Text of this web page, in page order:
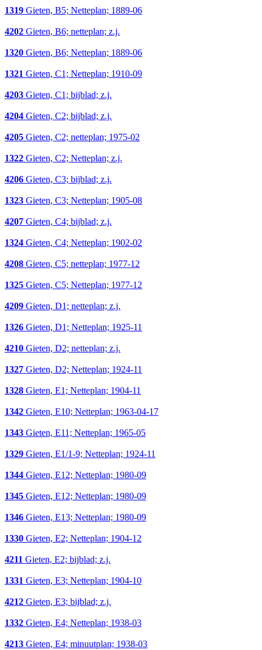
1319 Gieten, B5; Netteplan; 1889-06
4202 Gieten, B6; netteplan; z.j.
1320 Gieten, B6; Netteplan; 1889-06
1321 Gieten, C1; Netteplan; 1910-09
4203 Gieten, C1; bijblad; z.j.
4204 Gieten, C2; bijblad; z.j.
4205 Gieten, C2; netteplan; 1975-02
1322 Gieten, C2; Netteplan; z.j.
4206 Gieten, C3; bijblad; z.j.
1323 Gieten, C3; Netteplan; 1905-08
4207 Gieten, C4; bijblad; z.j.
1324 Gieten, C4; Netteplan; 1902-02
4208 Gieten, C5; netteplan; 1977-12
1325 Gieten, C5; Netteplan; 1977-12
4209 Gieten, D1; netteplan; z.j.
1326 Gieten, D1; Netteplan; 1925-11
4210 Gieten, D2; netteplan; z.j.
1327 Gieten, D2; Netteplan; 1924-11
1328 Gieten, E1; Netteplan; 1904-11
1342 Gieten, E10; Netteplan; 1963-04-17
1343 Gieten, E11; Netteplan; 1965-05
1329 Gieten, E1/1-9; Netteplan; 1924-11
1344 Gieten, E12; Netteplan; 1980-09
1345 Gieten, E12; Netteplan; 1980-09
1346 Gieten, E13; Netteplan; 1980-09
1330 Gieten, E2; Netteplan; 1904-12
4211 Gieten, E2; bijblad; z.j.
1331 Gieten, E3; Netteplan; 1904-10
4212 Gieten, E3; bijblad; z.j.
1332 Gieten, E4; Netteplan; 1938-03
4213 Gieten, E4; minuutplan; 1938-03